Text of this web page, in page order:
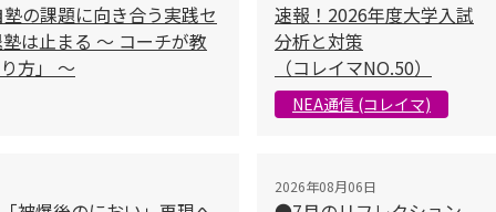
の課題に向き合う実践セ
は止まる 〜 コーチが教
方」 〜
速報！2026年度大学入試
分析と対策
（コレイマNO.50）
NEA通信 (コレイマ)
2026年08月06日